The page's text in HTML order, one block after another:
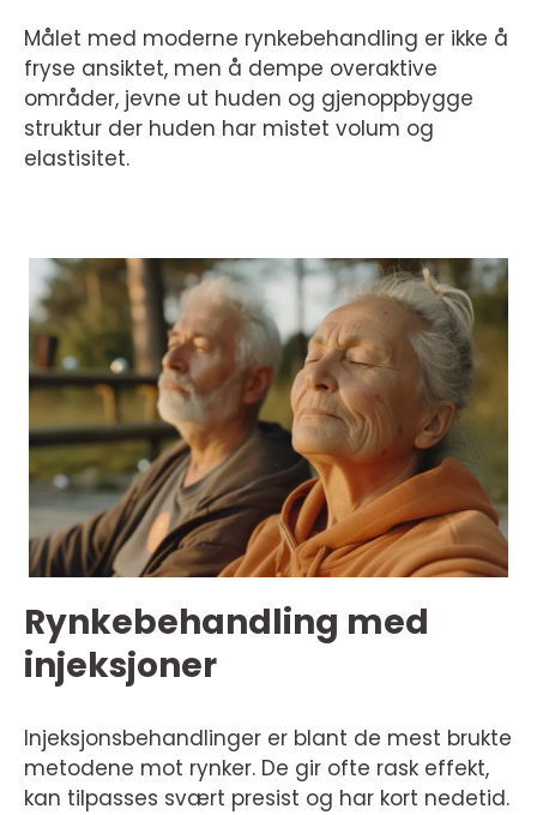
Målet med moderne rynkebehandling er ikke å
fryse ansiktet, men å dempe overaktive
områder, jevne ut huden og gjenoppbygge
struktur der huden har mistet volum og
elastisitet.
Rynkebehandling med
injeksjoner
Injeksjonsbehandlinger er blant de mest brukte
metodene mot rynker. De gir ofte rask effekt,
kan tilpasses svært presist og har kort nedetid.